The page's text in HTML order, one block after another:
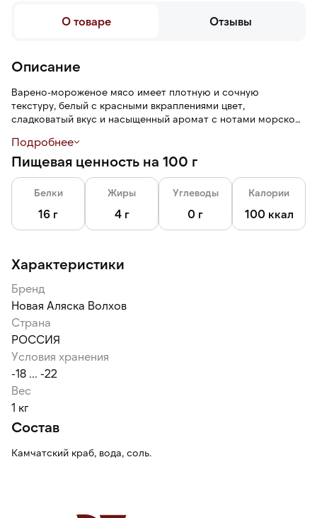
О товаре Отзывы
Описание
Варено-мороженое мясо имеет плотную и сочную
текстуру, белый с красными вкраплениями цвет,
сладковатый вкус и насыщенный аромат с нотами морской
окружающей среды: заветривания, механических
повреждений, помогает сохранить свежесть и вкус на
протяжении всего срока годности.
Подробнее
Пищевая ценность на 100 г
Белки
16 г
Жиры
4 г
Углеводы
0 г
Калории
100 ккал
Характеристики
Бренд
Новая Аляска Волхов
Страна
РОССИЯ
Условия хранения
-18 ... -22
Вес
1 кг
Состав
Камчатский краб, вода, соль.